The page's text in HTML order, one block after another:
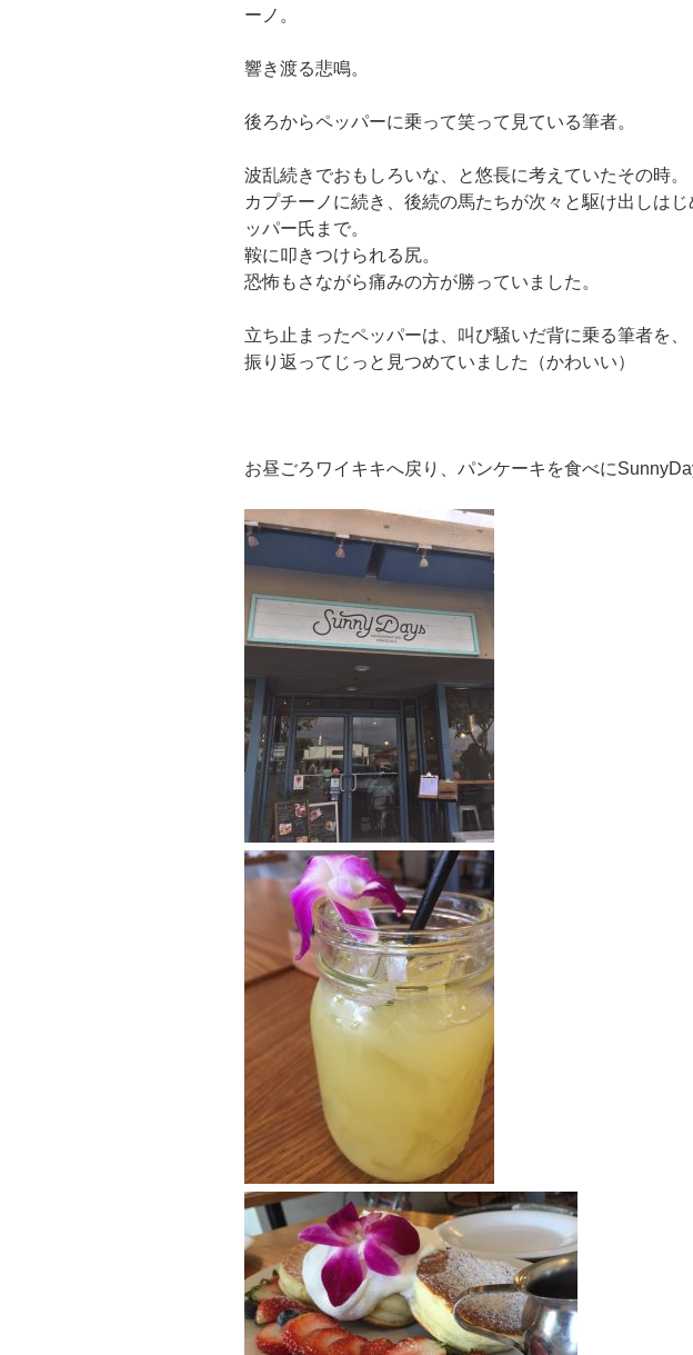
ーノ。
響き渡る悲鳴。
後ろからペッパーに乗って笑って見ている筆者。
波乱続きでおもしろいな、と悠長に考えていたその時。
カプチーノに続き、後続の馬たちが次々と駆け出しは
ッパー氏まで。
鞍に叩きつけられる尻。
恐怖もさながら痛みの方が勝っていました。
立ち止まったペッパーは、叫び騒いだ背に乗る筆者を、
振り返ってじっと見つめていました（かわいい）
お昼ごろワイキキへ戻り、パンケーキを食べに